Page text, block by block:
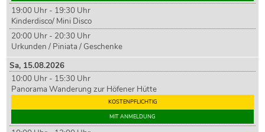
19:00 Uhr - 19:30 Uhr
Kinderdisco/ Mini Disco
20:00 Uhr - 20:30 Uhr
Urkunden / Piniata / Geschenke
Sa, 15.08.2026
10:00 Uhr - 15:30 Uhr
Panorama Wanderung zur Höfener Hütte
KOSTENPFLICHTIG
MIT ANMELDUNG